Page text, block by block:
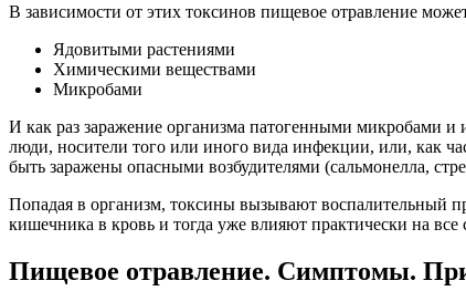
В зависимости от этих токсинов пищевое отравление
Ядовитыми растениями
Химическими веществами
Микробами
И как раз заражение организма патогенными микробами
люди, носители того или иного вида инфекции, или, как
быть заражены опасными возбудителями (сальмонелла,
Попадая в организм, токсины вызывают воспалительный
кишечника в кровь и тогда уже влияют практически на
Пищевое отравление. Симптомы.